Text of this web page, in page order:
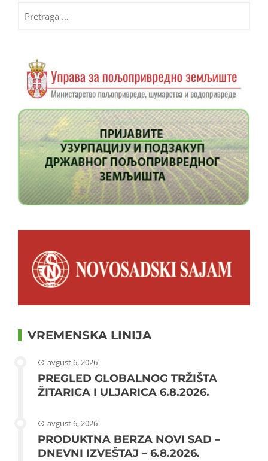
za:
VREMENSKA LINIJA
avgust 6, 2026
PREGLED GLOBALNOG TRŽIŠTA
ŽITARICA I ULJARICA 6.8.2026.
avgust 6, 2026
PRODUKTNA BERZA NOVI SAD –
DNEVNI IZVEŠTAJ – 6.8.2026.